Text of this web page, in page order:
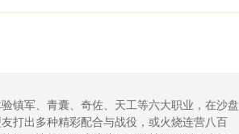
镇军、青囊、奇佐、天工等六大职业，在沙盘
打出多种精彩配合与战役，或火烧连营八百